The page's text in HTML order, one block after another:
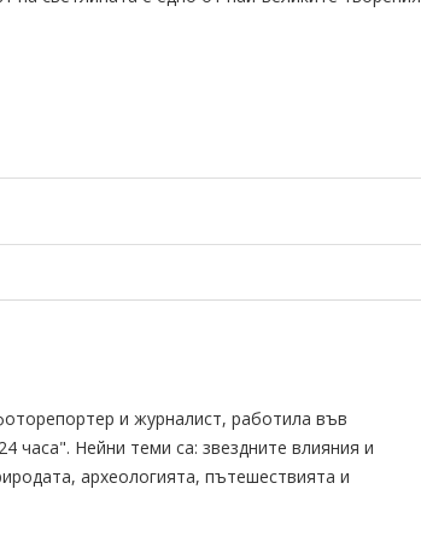
и журналист, работила във
часа". Нейни теми са: звездните влияния и
археологията, пътешествията и